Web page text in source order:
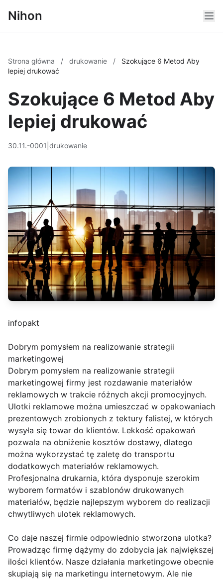
Nihon
Strona główna / drukowanie /
Szokujące 6 Metod Aby
lepiej drukować
Szokujące 6 Metod Aby
lepiej drukować
30.11.-0001 drukowanie
infopakt
Dobrym pomysłem na realizowanie strategii
marketingowej
Dobrym pomysłem na realizowanie strategii
marketingowej firmy jest rozdawanie materiałów
reklamowych w trakcie różnych akcji promocyjnych.
Ulotki reklamowe można umieszczać w opakowaniach
prezentowych zrobionych z tektury falistej, w których
wysyła się towar do klientów. Lekkość opakowań
pozwala na obniżenie kosztów dostawy, dlatego
można wykorzystać tę zaletę do transportu
dodatkowych materiałów reklamowych.
Profesjonalna drukarnia, która dysponuje szerokim
wyborem formatów i szablonów drukowanych
materiałów, będzie najlepszym wyborem do realizacji
chwytliwych ulotek reklamowych.
Co daje naszej firmie odpowiednio stworzona ulotka?
Prowadząc firmę dążymy do zdobycia jak największej
ilości klientów. Nasze działania marketingowe obecnie
skupiają się na marketingu internetowym. Ale nie